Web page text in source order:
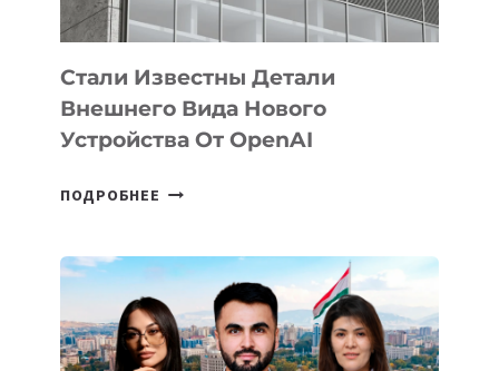
ИНТЕЛЛЕКТА
Стали Известны Детали
Внешнего Вида Нового
Устройства От OpenAI
ПОДРОБНЕЕ СТАЛИ
ВНЕШНЕГО
ВИДА
НОВОГО
УСТРОЙСТВА